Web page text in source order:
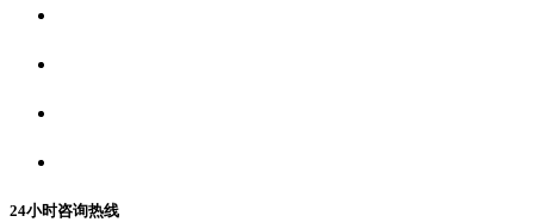
24小时咨询热线